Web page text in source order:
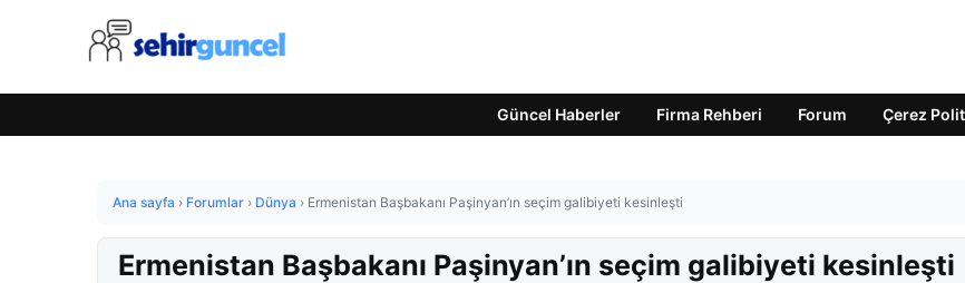
Güncel Haberler Firma Rehberi Forum Çerez
Ana sayfa › Forumlar › Dünya › Ermenistan Başbakanı Paşinyan’ın seçim galibiyeti kesinleşti
Ermenistan Başbakanı Paşinyan’ın seçim galibiyeti kesinleşti